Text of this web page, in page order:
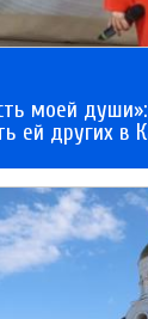
моей
ей других в